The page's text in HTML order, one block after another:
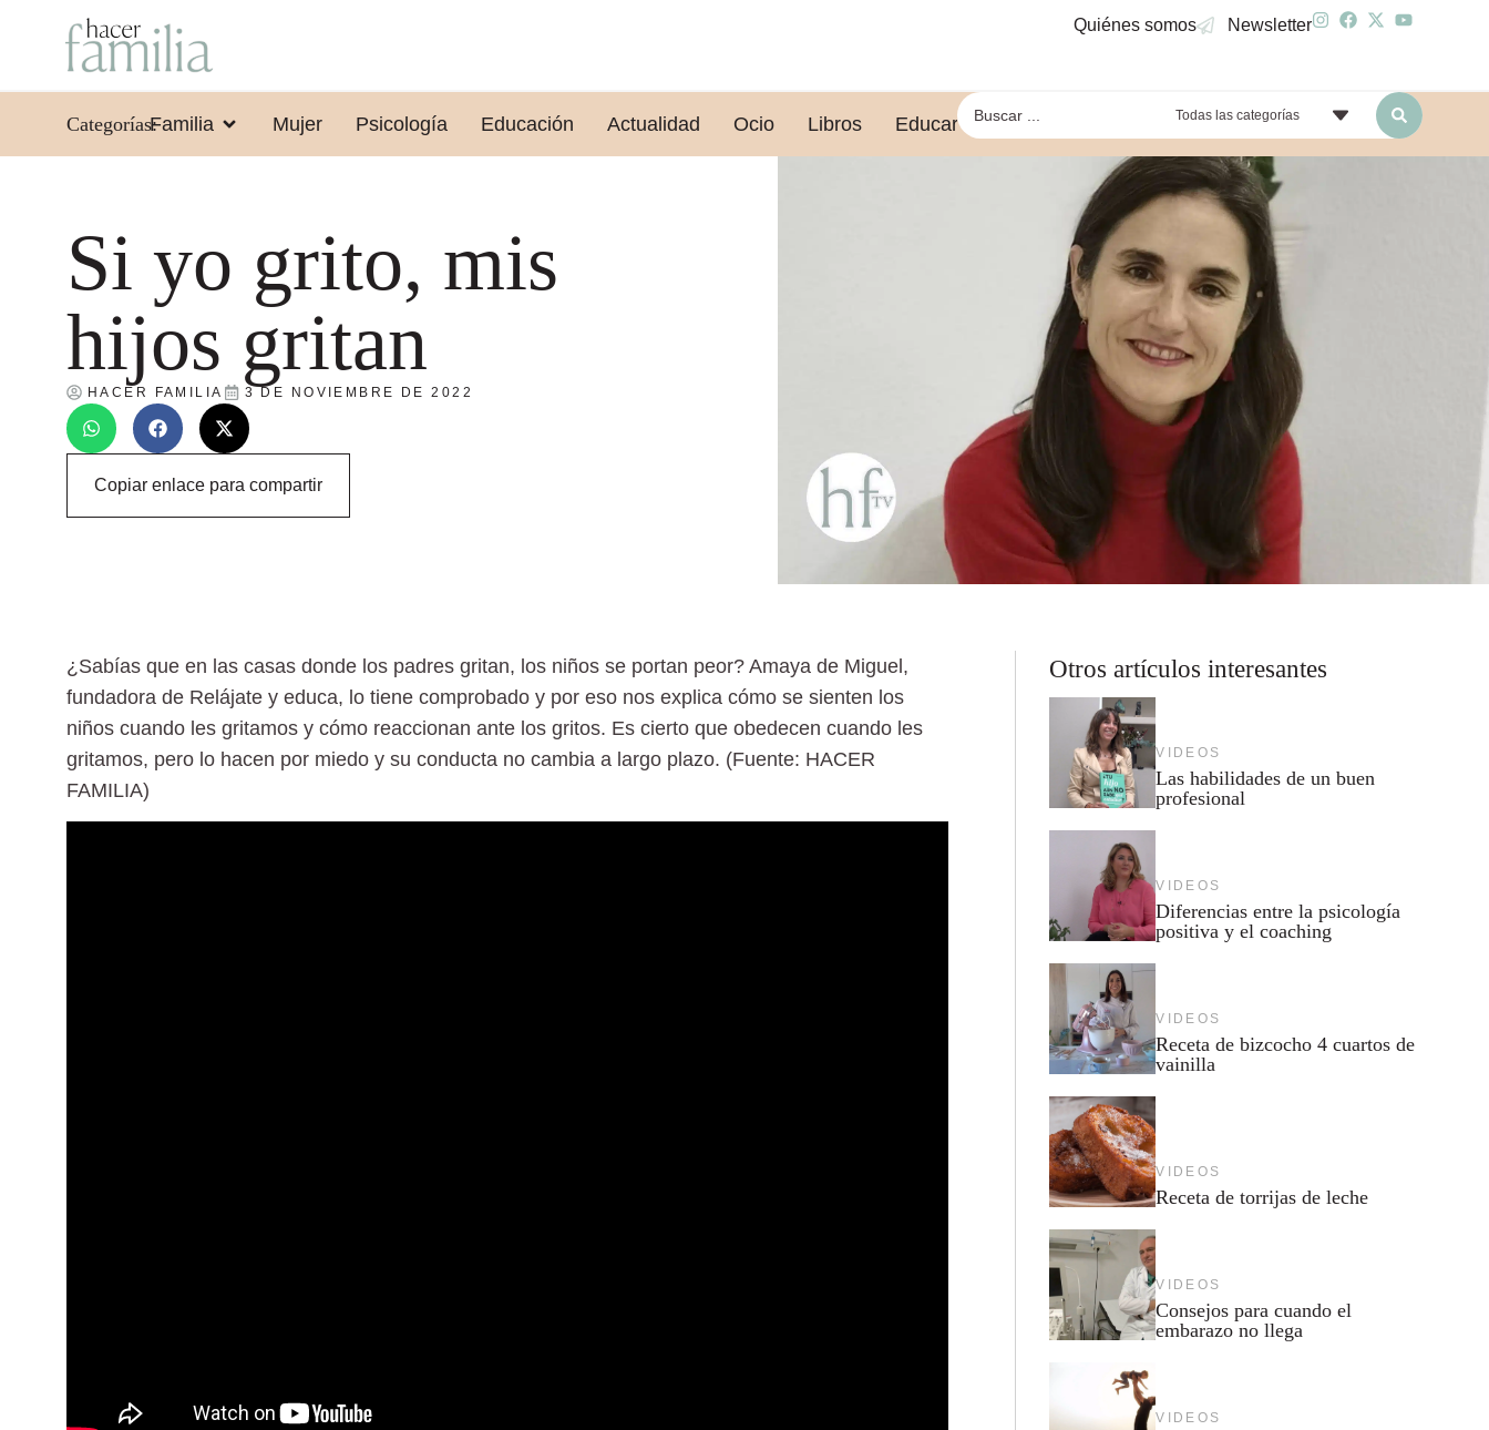
Quiénes somos Newsletter
Categorías:Familia Mujer Psicología Educación Actualidad Ocio Libros Educar leyendo Todas las categorías
Si yo grito, mis
hijos gritan
HACER FAMILIA 3 DE NOVIEMBRE DE 2022
Copiar enlace para compartir
¿Sabías que en las casas donde los padres gritan, los niños se portan peor? Amaya de Miguel,
fundadora de Relájate y educa, lo tiene comprobado y por eso nos explica cómo se sienten los
niños cuando les gritamos y cómo reaccionan ante los gritos. Es cierto que obedecen cuando les
gritamos, pero lo hacen por miedo y su conducta no cambia a largo plazo. (Fuente: HACER
FAMILIA)
Otros artículos interesantes
VIDEOS
Las habilidades de un buen
profesional
VIDEOS
Diferencias entre la psicología
positiva y el coaching
VIDEOS
Receta de bizcocho 4 cuartos de
vainilla
VIDEOS
Receta de torrijas de leche
VIDEOS
Consejos para cuando el
embarazo no llega
VIDEOS